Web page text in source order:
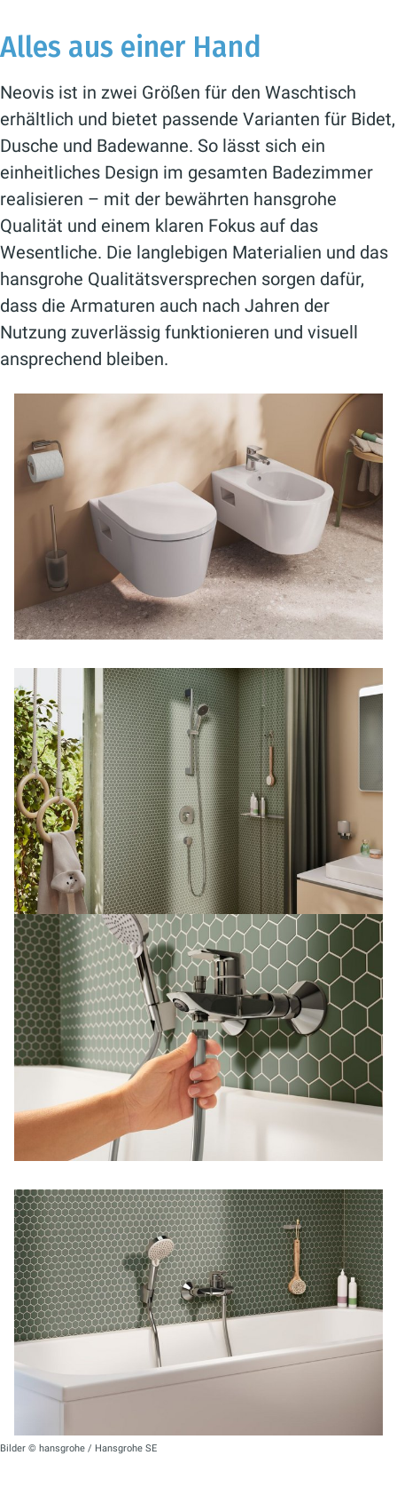
Alles aus einer Hand
Neovis ist in zwei Größen für den Waschtisch
erhältlich und bietet passende Varianten für Bidet,
Dusche und Badewanne. So lässt sich ein
einheitliches Design im gesamten Badezimmer
realisieren – mit der bewährten hansgrohe
Qualität und einem klaren Fokus auf das
Wesentliche. Die langlebigen Materialien und das
hansgrohe Qualitätsversprechen sorgen dafür,
dass die Armaturen auch nach Jahren der
Nutzung zuverlässig funktionieren und visuell
ansprechend bleiben.
Bilder © hansgrohe / Hansgrohe SE